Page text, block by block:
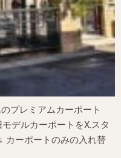
プレミアムカーポート
デルカーポートをX.スタ
ーポートのみの入れ替